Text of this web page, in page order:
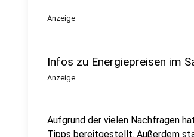
Anzeige
Infos zu Energiepreisen im
Anzeige
Aufgrund der vielen Nachfragen
Tipps bereitgestellt. Außerdem